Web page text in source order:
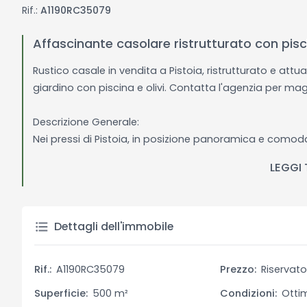
Rif.: A1190RC35079
Affascinante casolare ristrutturato con
Rustico casale in vendita a Pistoia, ristrutturato e
giardino con piscina e olivi. Contatta l'agenzia per
Descrizione Generale:
Nei pressi di Pistoia, in posizione panoramica e
offre un'oasi di pace e tranquillità. La proprietà
Toscana in un contesto suggestivo e raffinato, con
Gli interni del casolare sono arredati con gusto e
tradizione toscana. La struttura dispone di
LEGGI
Dettagli dell'immobile
Rif.: A1190RC35079 Prezzo: Riservato
Superficie: 500 m² Condizioni: